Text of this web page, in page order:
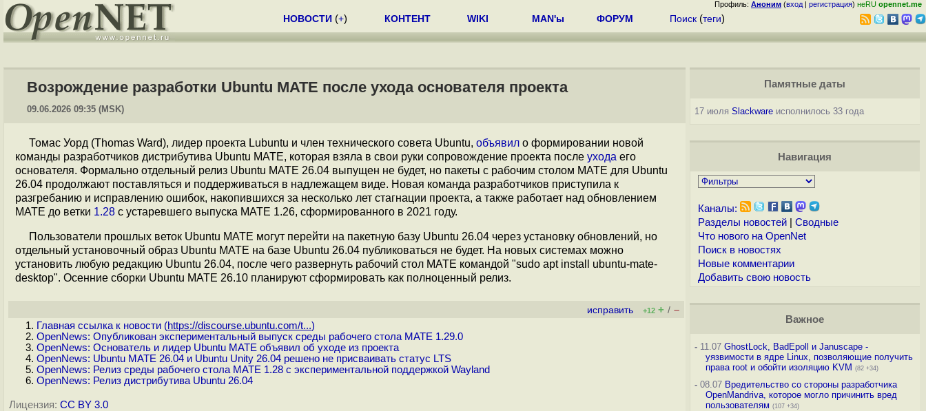
Профиль: Аноним (вход | регистрация) неRU opennet.me
НОВОСТИ (+) КОНТЕНТ WIKI MAN'ы ФОРУМ Поиск (теги)
Возрождение разработки Ubuntu MATE после ухода основателя проекта
09.06.2026 09:35 (MSK)
Томас Уорд (Thomas Ward), лидер проекта Lubuntu и член технического совета Ubuntu, объявил о формировании новой
команды разработчиков дистрибутива Ubuntu MATE, которая взяла в свои руки сопровождение проекта после ухода его
основателя. Формально отдельный релиз Ubuntu MATE 26.04 выпущен не будет, но пакеты с рабочим столом MATE для Ubuntu
26.04 продолжают поставляться и поддерживаться в надлежащем виде. Новая команда разработчиков приступила к
разгребанию и исправлению ошибок, накопившихся за несколько лет стагнации проекта, а также работает над обновлением
MATE до ветки 1.28 с устаревшего выпуска MATE 1.26, сформированного в 2021 году.
Пользователи прошлых веток Ubuntu MATE могут перейти на пакетную базу Ubuntu 26.04 через установку обновлений, но
отдельный установочный образ Ubuntu MATE на базе Ubuntu 26.04 публиковаться не будет. На новых системах можно
установить любую редакцию Ubuntu 26.04, после чего развернуть рабочий стол MATE командой "sudo apt install ubuntu-mate-
desktop". Осенние сборки Ubuntu MATE 26.10 планируют сформировать как полноценный релиз.
исправить +12 + / –
Главная ссылка к новости (https://discourse.ubuntu.com/t...)
OpenNews: Опубликован экспериментальный выпуск среды рабочего стола MATE 1.29.0
OpenNews: Основатель и лидер Ubuntu MATE объявил об уходе из проекта
OpenNews: Ubuntu MATE 26.04 и Ubuntu Unity 26.04 решено не присваивать статус LTS
OpenNews: Релиз среды рабочего стола MATE 1.28 с экспериментальной поддержкой Wayland
OpenNews: Релиз дистрибутива Ubuntu 26.04
Лицензия: CC BY 3.0
Памятные даты
17 июля Slackwareисполнилось 33 года
Навигация
Каналы:
Разделы новостей| Сводные
Что нового на OpenNet
Поиск в новостях
Новые комментарии
Добавить свою новость
Важное
-11.07 GhostLock, BadEpoll и Januscape -
уязвимости в ядре Linux, позволяющие получить
права root и обойти изоляцию KVM (82 +34)
-08.07 Вредительство со стороны разработчика
OpenMandriva, которое могло причинить вред
пользователям (107 +34)